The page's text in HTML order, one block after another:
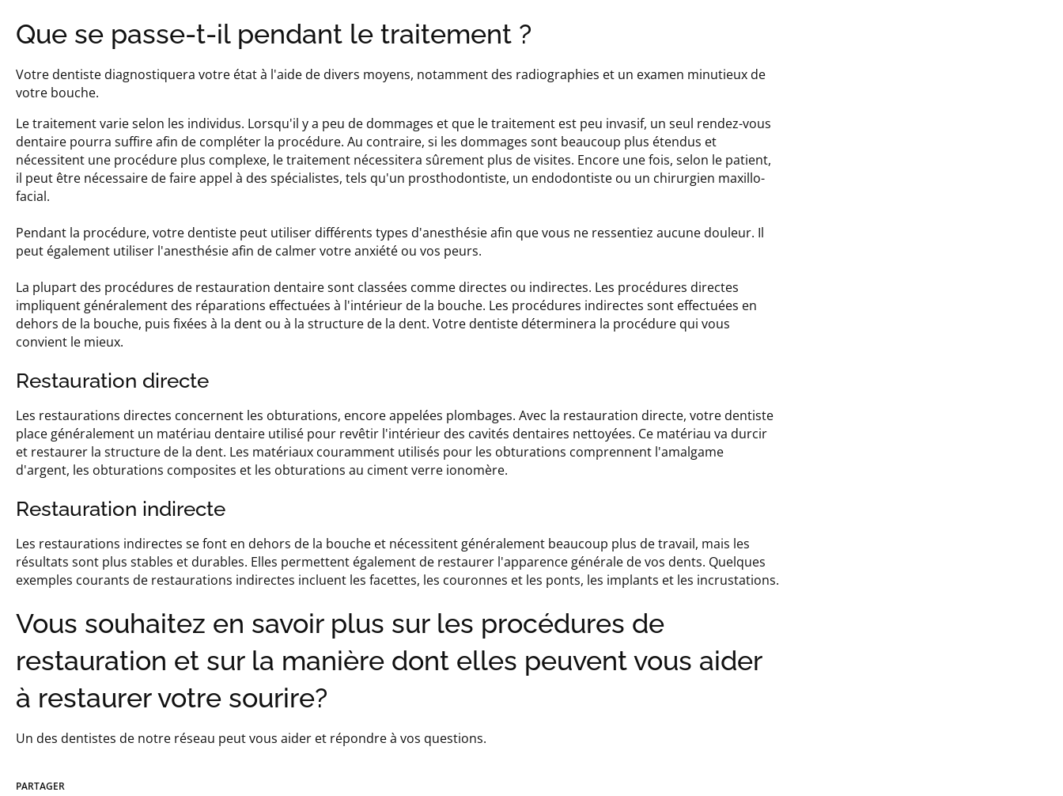
Que se passe-t-il pendant le traitement ?
Votre dentiste diagnostiquera votre état à l'aide de divers moyens, notamment des radiographies et un examen minutieux de
votre bouche.
Le traitement varie selon les individus. Lorsqu'il y a peu de dommages et que le traitement est peu invasif, un seul rendez-vous
dentaire pourra suffire afin de compléter la procédure. Au contraire, si les dommages sont beaucoup plus étendus et
nécessitent une procédure plus complexe, le traitement nécessitera sûrement plus de visites. Encore une fois, selon le patient,
il peut être nécessaire de faire appel à des spécialistes, tels qu'un prosthodontiste, un endodontiste ou un chirurgien maxillo-
facial.
Pendant la procédure, votre dentiste peut utiliser différents types d'anesthésie afin que vous ne ressentiez aucune douleur. Il
peut également utiliser l'anesthésie afin de calmer votre anxiété ou vos peurs.
La plupart des procédures de restauration dentaire sont classées comme directes ou indirectes. Les procédures directes
impliquent généralement des réparations effectuées à l'intérieur de la bouche. Les procédures indirectes sont effectuées en
dehors de la bouche, puis fixées à la dent ou à la structure de la dent. Votre dentiste déterminera la procédure qui vous
convient le mieux.
Restauration directe
Les restaurations directes concernent les obturations, encore appelées plombages. Avec la restauration directe, votre dentiste
place généralement un matériau dentaire utilisé pour revêtir l'intérieur des cavités dentaires nettoyées. Ce matériau va durcir
et restaurer la structure de la dent. Les matériaux couramment utilisés pour les obturations comprennent l'amalgame
d'argent, les obturations composites et les obturations au ciment verre ionomère.
Restauration indirecte
Les restaurations indirectes se font en dehors de la bouche et nécessitent généralement beaucoup plus de travail, mais les
résultats sont plus stables et durables. Elles permettent également de restaurer l'apparence générale de vos dents. Quelques
exemples courants de restaurations indirectes incluent les facettes, les couronnes et les ponts, les implants et les incrustations.
Vous souhaitez en savoir plus sur les procédures de
restauration et sur la manière dont elles peuvent vous aider
à restaurer votre sourire?
Un des dentistes de notre réseau peut vous aider et répondre à vos questions.
PARTAGER